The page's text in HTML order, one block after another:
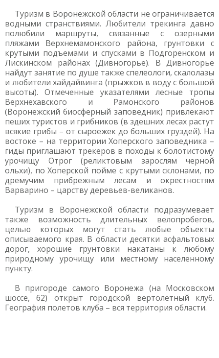
Туризм в Воронежской области не ограничивается
водными странствиями. Любители трекинга давно
полюбили маршруты, связанные с озерными
пляжами Верхнемамонского района, грунтовки с
крутыми подъемами и спусками в Подгоренском и
Лискинском районах (Дивногорье). В Дивногорье
найдут занятие по душе также спелеологи, скалолазы
и любители хайдайвинга (прыжков в воду с большой
высоты). Отмеченные указателями лесные тропы
Верхнехавского и Рамонского районов
(Воронежский биосферный заповедник) привлекают
пеших туристов и грибников (в здешних лесах растут
всякие грибы – от сыроежек до больших груздей). На
востоке – на территории Хоперского заповедника –
гиды приглашают трекеров в походы к болотистому
урочищу Отрог (реликтовым зарослям черной
ольхи), по Хоперской пойме с крутыми склонами, по
дремучим прибрежным лесам и окрестностям
Варварино – царству деревьев-великанов.
Туризм в Воронежской области подразумевает
также возможность длительных велопробегов,
целью которых могут стать любые объекты
описываемого края. В области десятки асфальтовых
дорог, хорошие грунтовки накатаны к любому
природному урочищу или местному населенному
пункту.
В пригороде самого Воронежа (на Московском
шоссе, 62) открыт городской вертолетный клуб.
География полетов клуба – вся территория области.